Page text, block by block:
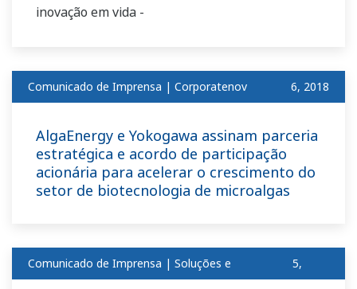
inovação em vida -
Comunicado de Imprensa | Corporatenov 6, 2018
AlgaEnergy e Yokogawa assinam parceria
estratégica e acordo de participação
acionária para acelerar o crescimento do
setor de biotecnologia de microalgas
Comunicado de Imprensa | Soluções e 5,